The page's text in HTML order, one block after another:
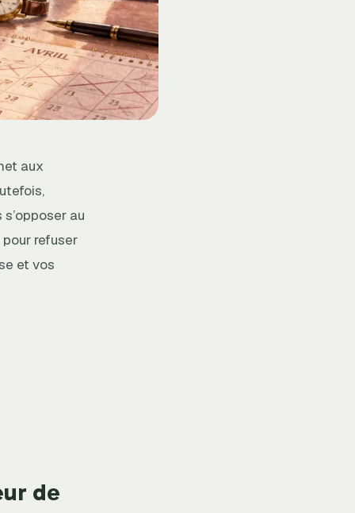
aux
au
refuser
et vos
de